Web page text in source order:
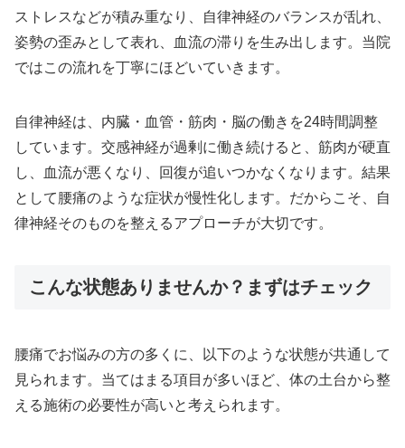
ストレスなどが積み重なり、自律神経のバランスが乱れ、
姿勢の歪みとして表れ、血流の滞りを生み出します。当院
ではこの流れを丁寧にほどいていきます。
自律神経は、内臓・血管・筋肉・脳の働きを24時間調整
しています。交感神経が過剰に働き続けると、筋肉が硬直
し、血流が悪くなり、回復が追いつかなくなります。結果
として腰痛のような症状が慢性化します。だからこそ、自
律神経そのものを整えるアプローチが大切です。
こんな状態ありませんか？まずはチェック
腰痛でお悩みの方の多くに、以下のような状態が共通して
見られます。当てはまる項目が多いほど、体の土台から整
える施術の必要性が高いと考えられます。